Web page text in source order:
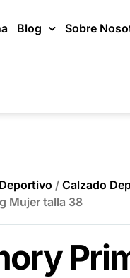
Blog Sobre
/ Calzado
Mujer talla 38